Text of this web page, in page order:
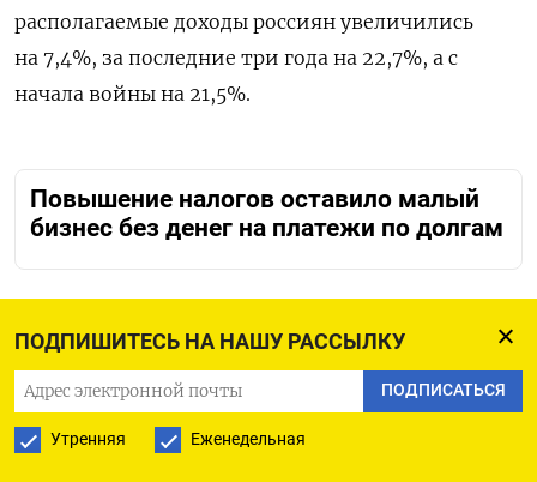
ПОДПИШИТЕСЬ НА НАШУ РАССЫЛКУ
ПОДПИСАТЬСЯ
Утренняя Еженедельная
располагаемые доходы россиян увеличились
на 7,4%, за последние три года на 22,7%, а с
начала войны на 21,5%.
Повышение налогов оставило малый
бизнес без денег на платежи по долгам
ПОДПИСАТЬСЯ В GOOGLE